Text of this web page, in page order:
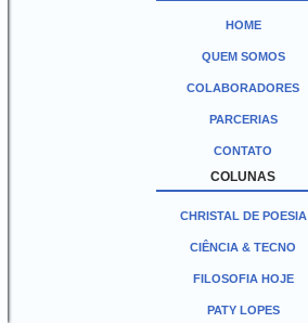
HOME
QUEM SOMOS
COLABORADORES
PARCERIAS
CONTATO
COLUNAS
CHRISTAL DE POESIA
CIÊNCIA & TECNO
FILOSOFIA HOJE
PATY LOPES